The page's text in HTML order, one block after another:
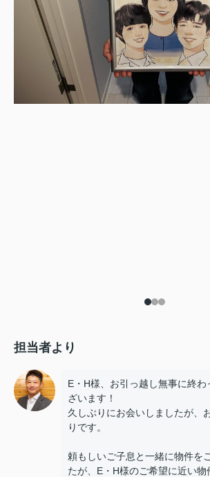
担当者より
E・H様、お引っ越し無事に終
ざいます！
久しぶりにお会いしましたが、
りです。
頼もしいご子息と一緒に物件を
たが、E・H様のご希望に近い物